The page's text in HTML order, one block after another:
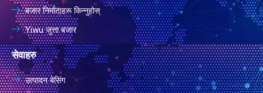
बजार निर्माताहरू किन्नुहोस्
Yiwu जुत्ता बजार
सेवाहरु
उत्पादन बेसिंग